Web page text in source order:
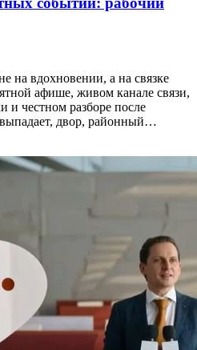
на вдохновении, а на связке
афише, живом канале связи,
и честном разборе после
двор, районный…